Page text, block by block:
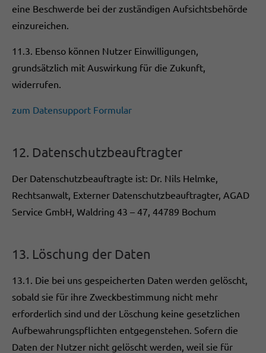
eine Beschwerde bei der zuständigen Aufsichtsbehörde
einzureichen.
11.3. Ebenso können Nutzer Einwilligungen,
grundsätzlich mit Auswirkung für die Zukunft,
widerrufen.
zum Datensupport Formular
12. Datenschutzbeauftragter
Der Datenschutzbeauftragte ist: Dr. Nils Helmke,
Rechtsanwalt, Externer Datenschutzbeauftragter, AGAD
Service GmbH, Waldring 43 – 47, 44789 Bochum
13. Löschung der Daten
13.1. Die bei uns gespeicherten Daten werden gelöscht,
sobald sie für ihre Zweckbestimmung nicht mehr
erforderlich sind und der Löschung keine gesetzlichen
Aufbewahrungspflichten entgegenstehen. Sofern die
Daten der Nutzer nicht gelöscht werden, weil sie für